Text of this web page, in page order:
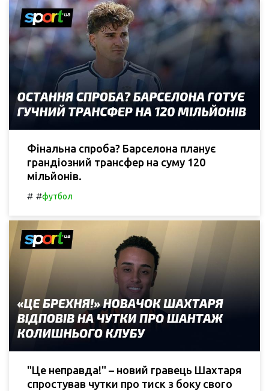
Фінальна спроба? Барселона планує
грандіозний трансфер на суму 120
мільйонів.
# #футбол
"Це неправда!" – новий гравець Шахтаря
спростував чутки про тиск з боку свого